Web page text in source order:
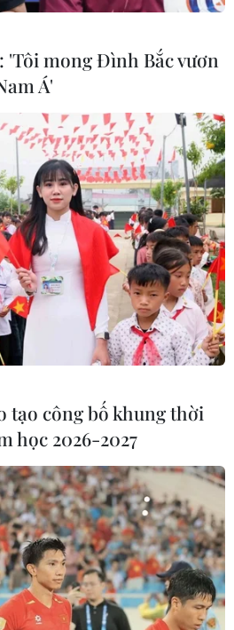
đồ uống
#Hàng nhập khẩu
Verte Pháp
'Tôi mong Đình Bắc vươn
Á'
tạo công bố khung thời
học 2026-2027